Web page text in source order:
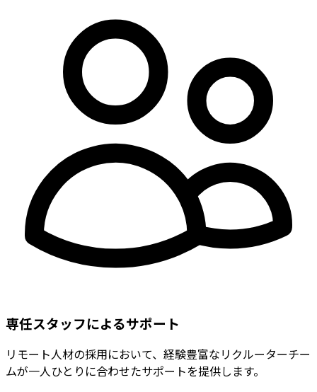
専任スタッフによるサポート
リモート人材の採用において、経験豊富なリクルーターチー
ムが一人ひとりに合わせたサポートを提供します。